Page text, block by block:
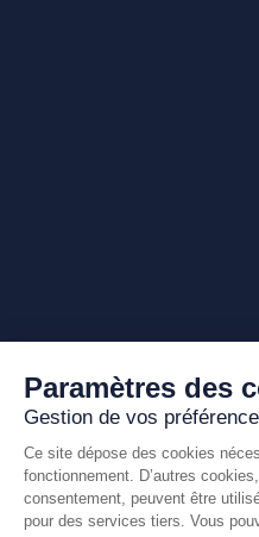
Paramètres des
Gestion de vos
Ce site dépose des cookies
fonctionnement. D’autres
consentement, peuvent être
pour des services tiers. Vous